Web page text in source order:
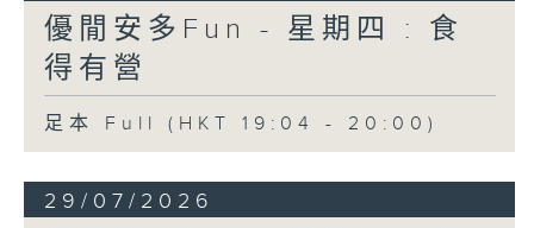
優閒安多Fun - 星期四 : 食
得有營
足本 Full (HKT 19:04 - 20:00)
29/07/2026